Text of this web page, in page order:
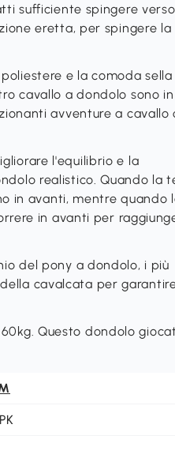
sufficiente spingere verso
eretta, per spingere la
e la comoda sella
cavallo a dondolo sono in
avventure a cavallo
l'equilibrio e la
realistico. Quando la
in avanti, mentre quando
in avanti per
del pony a dondolo, i più
cavalcata per
60kg. Questo dondolo